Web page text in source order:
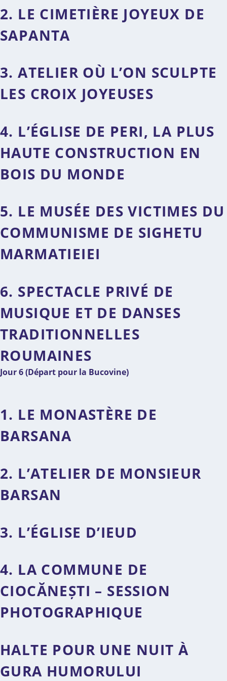
2. LE CIMETIÈRE JOYEUX DE
SAPANTA
3. ATELIER OÙ L’ON SCULPTE
LES CROIX JOYEUSES
4. L’ÉGLISE DE PERI, LA PLUS
HAUTE CONSTRUCTION EN
BOIS DU MONDE
5. LE MUSÉE DES VICTIMES DU
COMMUNISME DE SIGHETU
MARMATIEIEI
6. SPECTACLE PRIVÉ DE
MUSIQUE ET DE DANSES
TRADITIONNELLES
ROUMAINES
Jour 6 (Départ pour la Bucovine)
1. LE MONASTÈRE DE
BARSANA
2. L’ATELIER DE MONSIEUR
BARSAN
3. L’ÉGLISE D’IEUD
4. LA COMMUNE DE
CIOCĂNEȘTI – SESSION
PHOTOGRAPHIQUE
HALTE POUR UNE NUIT À
GURA HUMORULUI